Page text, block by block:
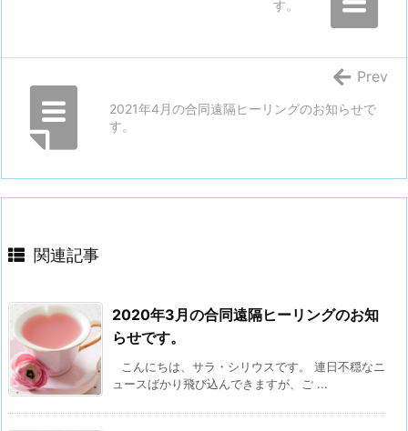
す。
2021年4月の合同遠隔ヒーリングのお知らせで
す。
Prev
関連記事
2020年3月の合同遠隔ヒーリングのお知
らせです。
こんにちは、サラ・シリウスです。 連日不穏なニ
ュースばかり飛び込んできますが、ご ...